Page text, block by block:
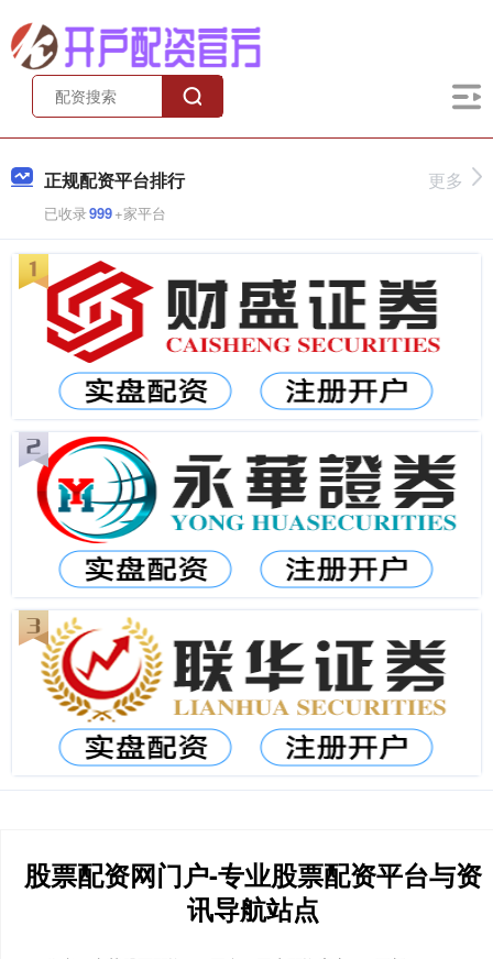
正规配资平台排行
已收录999+家平台
更多
股票配资网门户-专业股票配资平台与资
讯导航站点